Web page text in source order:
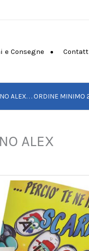
e Consegne
ALEX. . . ORDINE MINIMO
ALEX